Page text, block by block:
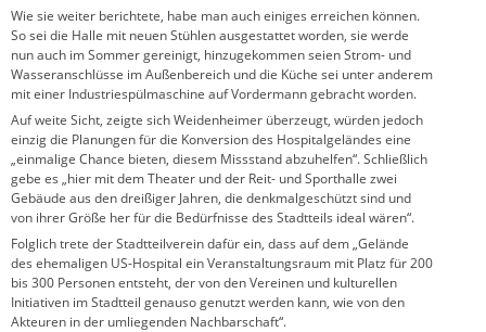
Wie sie weiter berichtete, habe man auch einiges erreichen können.
So sei die Halle mit neuen Stühlen ausgestattet worden, sie werde
nun auch im Sommer gereinigt, hinzugekommen seien Strom- und
Wasseranschlüsse im Außenbereich und die Küche sei unter anderem
mit einer Industriespülmaschine auf Vordermann gebracht worden.
Auf weite Sicht, zeigte sich Weidenheimer überzeugt, würden jedoch
einzig die Planungen für die Konversion des Hospitalgeländes eine
„einmalige Chance bieten, diesem Missstand abzuhelfen“. Schließlich
gebe es „hier mit dem Theater und der Reit- und Sporthalle zwei
Gebäude aus den dreißiger Jahren, die denkmalgeschützt sind und
von ihrer Größe her für die Bedürfnisse des Stadtteils ideal wären“.
Folglich trete der Stadtteilverein dafür ein, dass auf dem „Gelände
des ehemaligen US-Hospital ein Veranstaltungsraum mit Platz für 200
bis 300 Personen entsteht, der von den Vereinen und kulturellen
Initiativen im Stadtteil genauso genutzt werden kann, wie von den
Akteuren in der umliegenden Nachbarschaft“.